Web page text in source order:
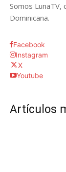
Somos LunaTV,
Dominicana.
Facebook
Instagram
X
Youtube
Artículos